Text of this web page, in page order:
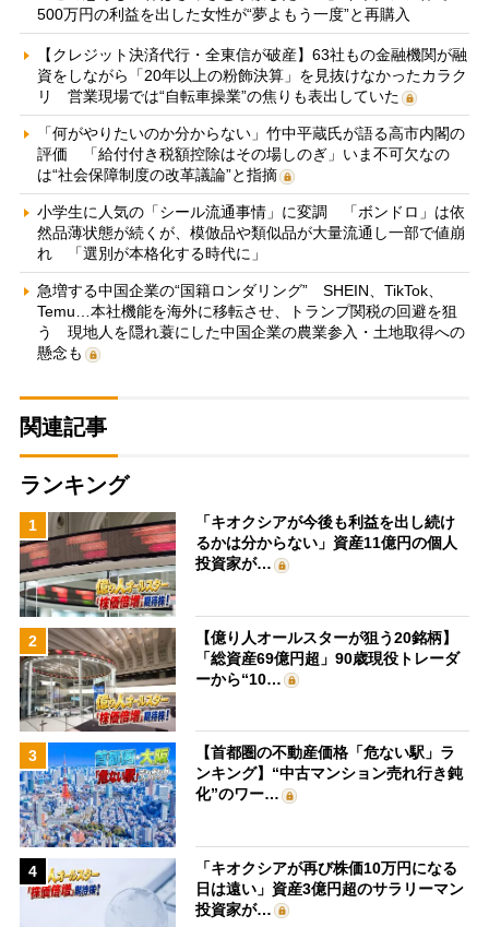
500万円の利益を出した女性が“夢よもう一度”と再購入
【クレジット決済代行・全東信が破産】63社もの金融機関が融
資をしながら「20年以上の粉飾決算」を見抜けなかったカラク
リ 営業現場では“自転車操業”の焦りも表出していた
「何がやりたいのか分からない」竹中平蔵氏が語る高市内閣の
評価 「給付付き税額控除はその場しのぎ」いま不可欠なの
は“社会保障制度の改革議論”と指摘
小学生に人気の「シール流通事情」に変調 「ボンドロ」は依
然品薄状態が続くが、模倣品や類似品が大量流通し一部で値崩
れ 「選別が本格化する時代に」
急増する中国企業の“国籍ロンダリング” SHEIN、TikTok、
Temu…本社機能を海外に移転させ、トランプ関税の回避を狙
う 現地人を隠れ蓑にした中国企業の農業参入・土地取得への
懸念も
関連記事
ランキング
1
「キオクシアが今後も利益を出し続け
るかは分からない」資産11億円の個人
投資家が…
2
【億り人オールスターが狙う20銘柄】
「総資産69億円超」90歳現役トレーダ
ーから“10…
3
【首都圏の不動産価格「危ない駅」ラ
ンキング】“中古マンション売れ行き鈍
化”のワー…
4
「キオクシアが再び株価10万円になる
日は遠い」資産3億円超のサラリーマン
投資家が…